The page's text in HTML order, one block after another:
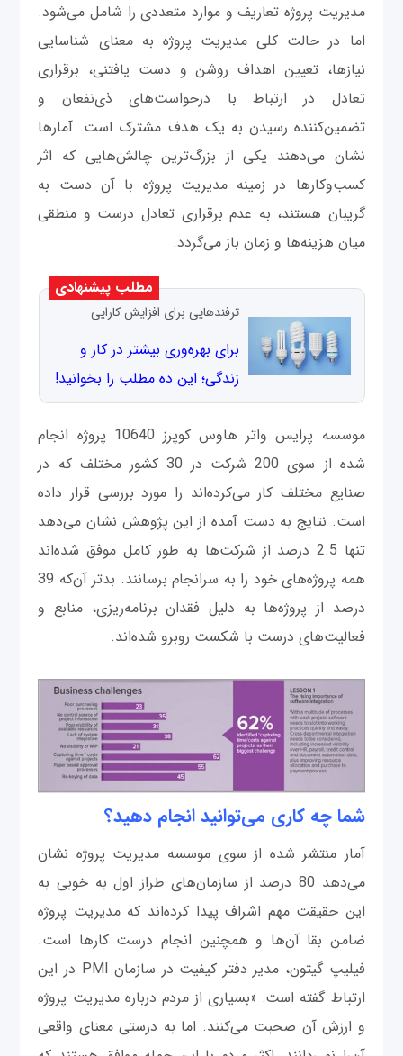
مدیریت پروژه تعاریف و موارد متعددی را شامل می‌شود.
اما در حالت کلی مدیریت پروژه به معنای شناسایی
نیازها، تعیین اهداف روشن و دست یافتنی، برقراری
تعادل در ارتباط با درخواست‌های ذی‌نفعان و
تضمین‌کننده رسیدن به یک هدف مشترک است. آمارها
نشان می‌دهند یکی از بزرگ‌ترین چالش‌هایی که اثر
کسب‌وکارها در زمینه مدیریت پروژه با آن دست به
گریبان هستند، به عدم برقراری تعادل درست و منطقی
میان هزینه‌ها و زمان باز می‌گردد.
مطلب پیشنهادی
ترفندهایی برای افزایش کارایی
برای بهره‌وری بیشتر در کار و
زندگی؛ این ده مطلب را بخوانید!
موسسه پرایس واتر هاوس کوپرز 10640 پروژه انجام
شده از سوی 200 شرکت در 30 کشور مختلف که در
صنایع مختلف کار می‌کرده‌اند را مورد بررسی قرار داده
است. نتایج به دست آمده از این پژوهش نشان می‌دهد
تنها 2.5 درصد از شرکت‌ها به طور کامل موفق شده‌اند
همه پروژه‌های خود را به سرانجام برسانند. بدتر آن‌که 39
درصد از پروژه‌ها به دلیل فقدان برنامه‌ریزی، منابع و
فعالیت‌های درست با شکست روبرو شده‌اند.
شما چه کاری می‌توانید انجام دهید؟
آمار منتشر شده از سوی موسسه مدیریت پروژه نشان
می‌دهد 80 درصد از سازمان‌های طراز اول به خوبی به
این حقیقت مهم اشراف پیدا کرده‌اند که مدیریت پروژه
ضامن بقا آن‌ها و همچنین انجام درست کارها است.
فیلیپ گیتون، مدیر دفتر کیفیت در سازمان PMI در این
ارتباط گفته است: «بسیاری از مردم درباره مدیریت پروژه
و ارزش آن صحبت می‌کنند. اما به درستی معنای واقعی